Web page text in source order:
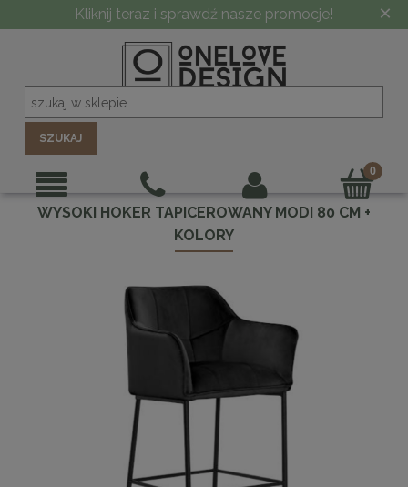
Kliknij teraz i sprawdź nasze promocje! ×
SZUKAJ
WYSOKI HOKER TAPICEROWANY MODI 80 CM +
KOLORY